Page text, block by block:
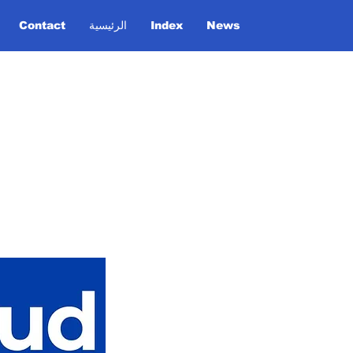
Contact الرئيسية Index News